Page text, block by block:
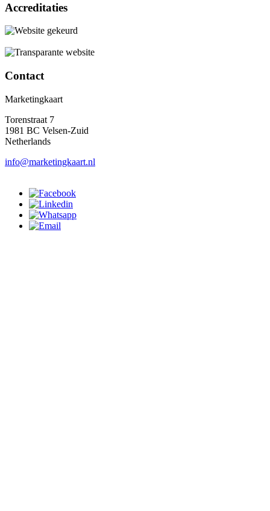
Accreditaties
Contact
Marketingkaart
Torenstraat 7
1981 BC Velsen-Zuid
Netherlands
info@marketingkaart.nl